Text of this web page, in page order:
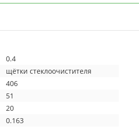
0.4
щётки стеклоочистителя
406
51
20
0.163